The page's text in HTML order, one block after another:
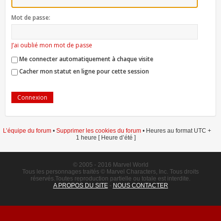
Mot de passe:
J’ai oublié mon mot de passe
Me connecter automatiquement à chaque visite
Cacher mon statut en ligne pour cette session
L’équipe du forum• Supprimer les cookies du forum• Heures au format UTC +
1 heure [ Heure d’été ]
© 2005 - 2016 Marvel World
Tous les personnages traités © Marvel Characters, Inc. Tous droits
réservés.Toutes reproduction partielle ou totale est interdite.
A PROPOS DU SITE- NOUS CONTACTER